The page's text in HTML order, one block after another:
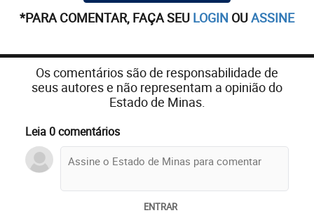
*PARA COMENTAR, FAÇA SEU LOGIN OUASSINE
Os comentários são de responsabilidade de
seus autores e não representam a opinião do
Estado de Minas.
Leia 0 comentários
ENTRAR